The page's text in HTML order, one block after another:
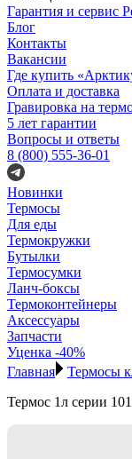
Гарантия и сервис
Блог
Контакты
Вакансии
Где купить
Оплата и доставка
Гравировка на
5 лет гарантии
Вопросы и ответы
8 (800) 555-36-01
Новинки
Термосы
Для еды
Термокружки
Бутылки
Термосумки
Ланч-боксы
Термоконтейнеры
Аксессуары
Запчасти
Уценка -40%
Главная
Термосы
Термос 1л серии